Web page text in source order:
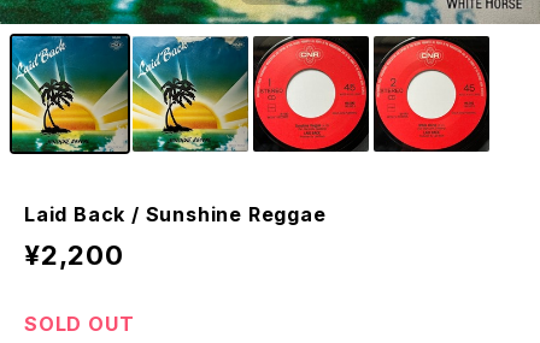
Laid Back / Sunshine Reggae
¥2,200
SOLD OUT